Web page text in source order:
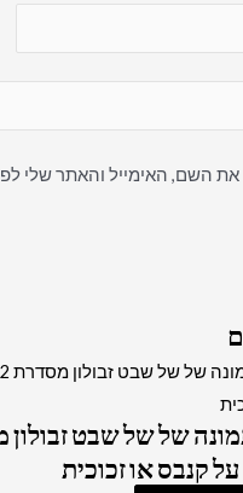
את השם, האימייל והאתר שלי
קנבס או זכוכית